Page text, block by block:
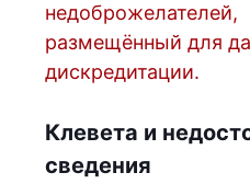
недоброжелателей,
размещённый для
дискредитации.
Клевета и
сведения